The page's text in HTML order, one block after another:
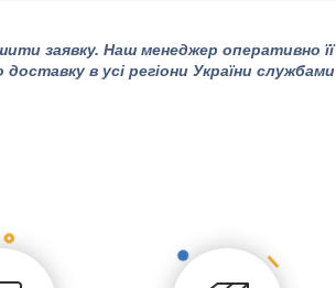
заявку. Наш менеджер оперативно її
в усі регіони України службами